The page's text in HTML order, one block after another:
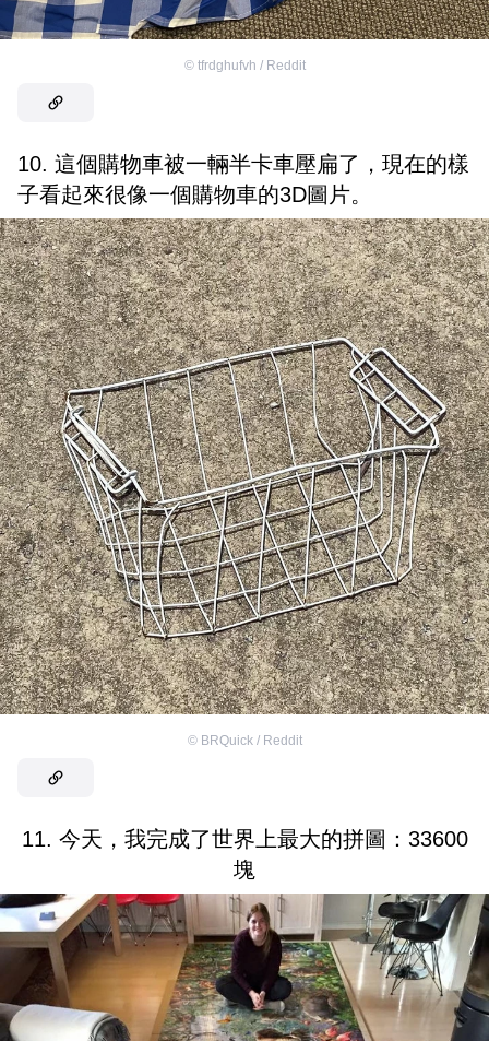
© tfrdghufvh / Reddit
10. 這個購物車被一輛半卡車壓扁了，現在的樣
子看起來很像一個購物車的3D圖片。
© BRQuick / Reddit
11. 今天，我完成了世界上最大的拼圖：33600
塊